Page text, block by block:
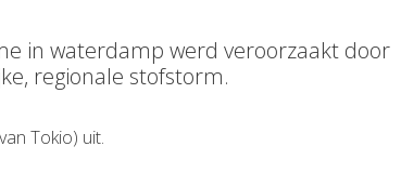
in waterdamp werd veroorzaakt door
regionale stofstorm.
Tokio) uit.